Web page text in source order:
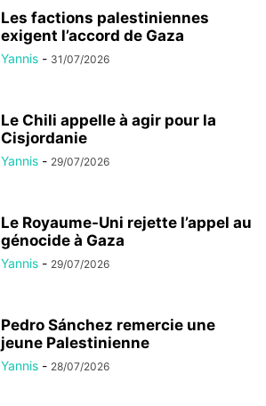
Les factions palestiniennes
exigent l’accord de Gaza
Yannis - 31/07/2026
Le Chili appelle à agir pour la
Cisjordanie
Yannis - 29/07/2026
Le Royaume-Uni rejette l’appel au
génocide à Gaza
Yannis - 29/07/2026
Pedro Sánchez remercie une
jeune Palestinienne
Yannis - 28/07/2026